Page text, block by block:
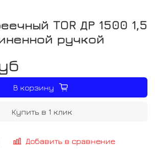
TOR ДР 1500 1,5
ручкой
Добавить в сравнение
В корзину
Купить в 1 клик